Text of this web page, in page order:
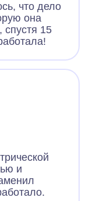
что дело
она
спустя 15
и